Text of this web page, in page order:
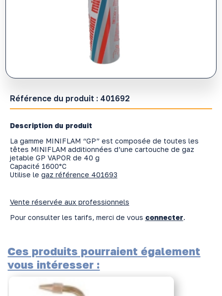
Référence du produit : 401692
Description du produit
La gamme MINIFLAM “GP” est composée de toutes les
têtes MINIFLAM additionnées d’une cartouche de gaz
jetable GP VAPOR de 40 g
Capacité 1600°C
Utilise le gaz référence 401693
Vente réservée aux professionnels
Pour consulter les tarifs, merci de vous connecter.
Ces produits pourraient également
vous intéresser :